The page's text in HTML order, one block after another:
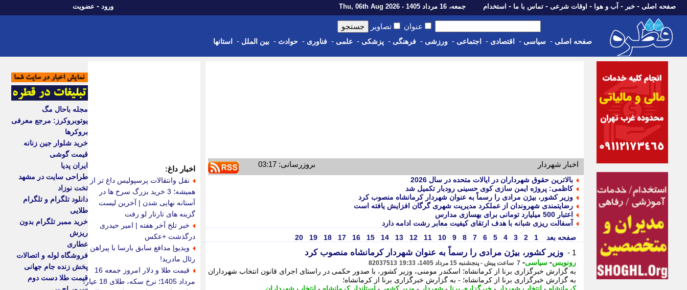
صفحه اصلی - خبر - آب و هوا - اوقات شرعی - تماس با ما - استخدام جمعه، 16 مرداد 1405 - Thu, 06th Aug 2026 ورود - عضویت
عنوان تصاویر
صفحه اصلی - سیاسی - اقتصادی - اجتماعی - ورزشی - فرهنگی - پزشکی - علمی - فناوری - حوادث - بین الملل - استانها
اخبار شهردار بروزرسانی: 03:17
بالاترین حقوق شهرداران در ایالات متحده در سال 2026
کاظمی: پروژه ایمن سازی کوی حسینی رودبار تکمیل شد
وزیر کشور، بیژن مرادی را رسماً به عنوان شهردار کرمانشاه منصوب کرد
رضایتمندی شهروندان از عملکرد مدیریت شهری گرگان افزایش یافته است
اعتبار 500 میلیارد تومانی برای بهسازی مدارس
آسفالت ریزی شبانه با هدف ارتقای کیفیت معابر رشت ادامه دارد
صفحه بعد
1
2
3
4
5
6
7
8
9
10
11
12
13
14
15
16
17
18
19
20
1 - وزیر کشور، بیژن مرادی را رسماً به عنوان شهردار کرمانشاه منصوب کرد
رونویس- سیاسی- 7 ساعت پیش - پنجشنبه 15 مرداد 1405، 19:33 82037513
به گزارش خبرگزاری برنا از کرمانشاه؛ اسکندر مومنی، وزیر کشور، با صدور حکمی در راستای اجرای قانون انتخاب شهرداران
به گزارش خبرگزاری برنا از کرمانشاه؛ - به گزارش خبرگزاری برنا از کرمانشاه؛
اخبار داغ:
نقل وانتقالات پرسپولیس داغ تر از
همیشه؛ 3 خرید بزرگ سرخ ها در
آستانه نهایی شدن | آخرین لیست
گزینه های تارتار لو رفت
خبر تلخ آخر هفته | امیر حیدری
درگذشت +عکس
ویدیو| مدافع سابق بارسا با پیراهن
رئال مادرید!
قیمت طلا و دلار امروز جمعه 16
مرداد 1405؛ نرخ سکه، طلای 18 عیار،
مجله باحال مگ
یوتوبروکرز: مرجع معرفی
بروکرها
خرید شلوار جین زنانه
قیمت گوشی
ایران پدیا
طراحی سایت در مشهد
تخت نوزاد
دانلود تلگرام و تلگرام
طلایی
خرید ممبر تلگرام بدون
ریزش
عطاری
فروشگاه لوله و اتصالات
پخش زنده جام جهانی
قیمت طلا دست دوم